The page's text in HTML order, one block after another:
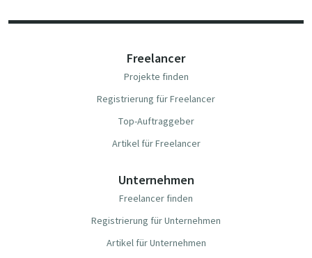
Freelancer
Projekte finden
Registrierung für Freelancer
Top-Auftraggeber
Artikel für Freelancer
Unternehmen
Freelancer finden
Registrierung für Unternehmen
Artikel für Unternehmen